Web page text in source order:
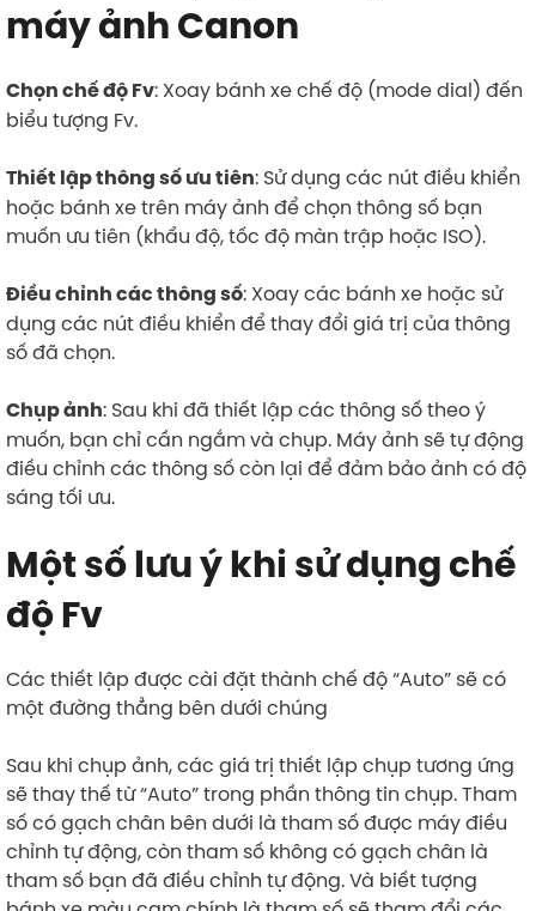
máy ảnh Canon
Chọn chế độ Fv: Xoay bánh xe chế độ (mode dial) đến
biểu tượng Fv.
Thiết lập thông số ưu tiên: Sử dụng các nút điều khiển
hoặc bánh xe trên máy ảnh để chọn thông số bạn
muốn ưu tiên (khẩu độ, tốc độ màn trập hoặc ISO).
Điều chỉnh các thông số: Xoay các bánh xe hoặc sử
dụng các nút điều khiển để thay đổi giá trị của thông
số đã chọn.
Chụp ảnh: Sau khi đã thiết lập các thông số theo ý
muốn, bạn chỉ cần ngắm và chụp. Máy ảnh sẽ tự động
điều chỉnh các thông số còn lại để đảm bảo ảnh có độ
sáng tối ưu.
Một số lưu ý khi sử dụng chế
độ Fv
Các thiết lập được cài đặt thành chế độ “Auto” sẽ có
một đường thẳng bên dưới chúng
Sau khi chụp ảnh, các giá trị thiết lập chụp tương ứng
sẽ thay thế từ “Auto” trong phần thông tin chụp. Tham
số có gạch chân bên dưới là tham số được máy điều
chỉnh tự động, còn tham số không có gạch chân là
tham số bạn đã điều chỉnh tự động. Và biết tượng